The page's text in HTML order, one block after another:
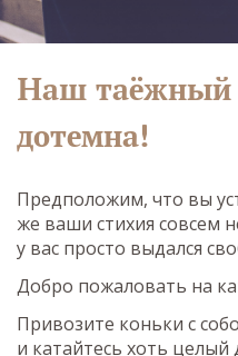
Наш таёжный
дотемна!
Предположим, что вы
же ваши стихия совсем
у вас просто выдался
Добро пожаловать на
Привозите коньки с
и катайтесь хоть целый